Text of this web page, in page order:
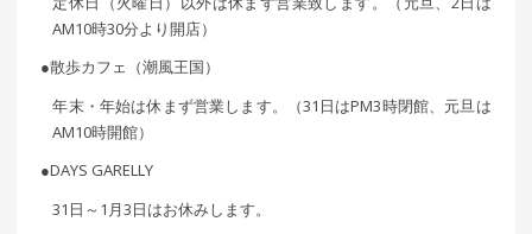
AM10時30分より開店）
●散歩カフェ（潮風王国）
年末・年始は休まず営業します。（31日はPM3時閉館、元旦は
AM10時開館）
●DAYS GARELLY
31日～1月3日はお休みします。